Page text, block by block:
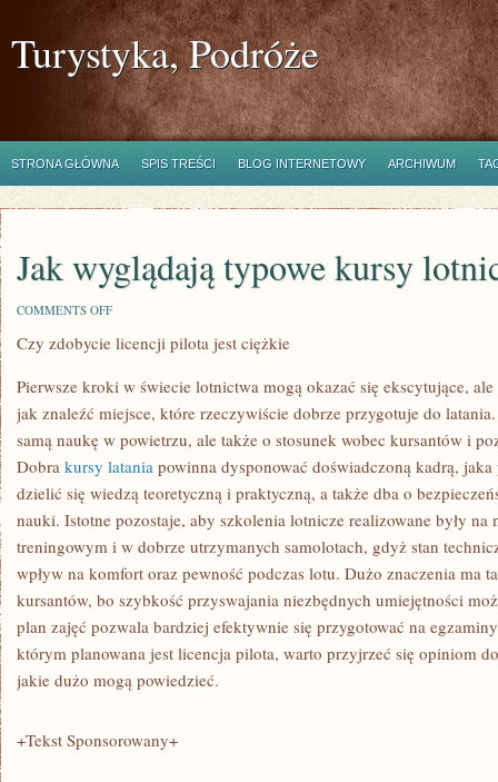
Turystyka, Podróże
STRONA GŁÓWNA SPIS TREŚCI BLOG INTERNETOWY ARCHIWUM
Jak wyglądają typowe kursy
COMMENTS OFFON
WYGLĄDAJĄ
TYPOWE
LOTNICZE
Czy zdobycie licencji pilota jest ciężkie
Pierwsze kroki w świecie lotnictwa mogą okazać się ekscytujące,
jak znaleźć miejsce, które rzeczywiście dobrze przygotuje do
samą naukę w powietrzu, ale także o stosunek wobec kursantów i
Dobra kursy latania powinna dysponować doświadczoną kadrą,
dzielić się wiedzą teoretyczną i praktyczną, a także dba o
nauki. Istotne pozostaje, aby szkolenia lotnicze realizowane były na
treningowym i w dobrze utrzymanych samolotach, gdyż stan
wpływ na komfort oraz pewność podczas lotu. Dużo znaczenia ma
kursantów, bo szybkość przyswajania niezbędnych umiejętności
plan zajęć pozwala bardziej efektywnie się przygotować na
którym planowana jest licencja pilota, warto przyjrzeć się opiniom
jakie dużo mogą powiedzieć.
+Tekst Sponsorowany+